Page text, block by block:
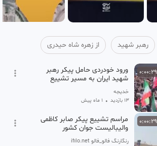
رهبر شهید از زهره شاه حیدری
0:00:29
ورود خودردی حامل پیکر رهبر
شهید ایران به مسیر تشییع
خدیجه
13 بازدید • 1 ماه پیش
0:00:29
مراسم تشییع پیکر صابر کاظمی
والیبالیست جوان کشور
رنگارنگ فالو_فالو ifilo.net